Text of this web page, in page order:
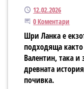
Публикуван
12.02.2026
Започнете
0 Коментари
Шри Ланка е
подходяща
Валентин, така и
древната
почивка.